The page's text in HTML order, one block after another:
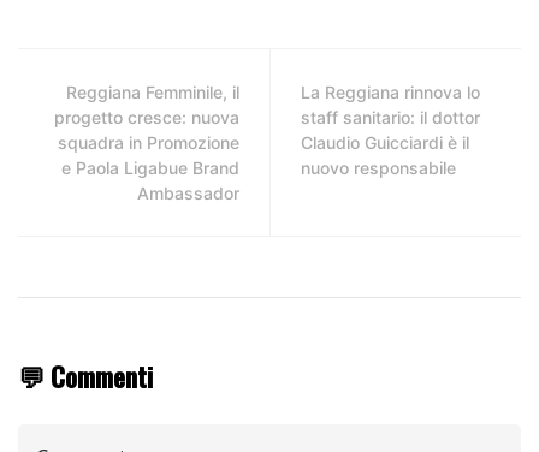
Reggiana Femminile, il
progetto cresce: nuova
squadra in Promozione
e Paola Ligabue Brand
Ambassador
La Reggiana rinnova lo
staff sanitario: il dottor
Claudio Guicciardi è il
nuovo responsabile
💬 Commenti